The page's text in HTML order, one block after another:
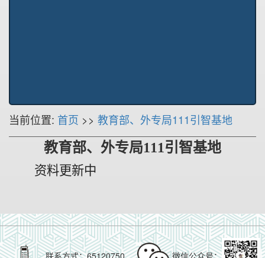
当前位置: 首页 >> 教育部、外专局111引智基地
教育部、外专局111引智基地
资料更新中
联系方式：65120750 微信公众号：